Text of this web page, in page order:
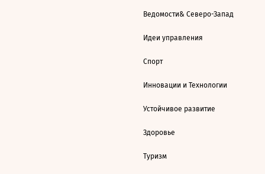
Ведомости& Северо-Запад
Идеи управления
Спорт
Инновации и Технологии
Устойчивое развитие
Здоровье
Туризм